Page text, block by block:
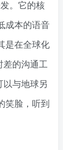
。它的核
成本的语音
是在全球化
差的沟通工
与地球另
笑脸，听到